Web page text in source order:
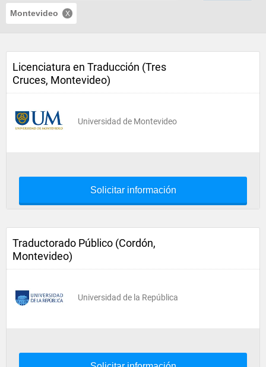
Montevideo
Licenciatura en Traducción (Tres
Cruces, Montevideo)
Universidad de Montevideo
Solicitar información
Traductorado Público (Cordón,
Montevideo)
Universidad de la República